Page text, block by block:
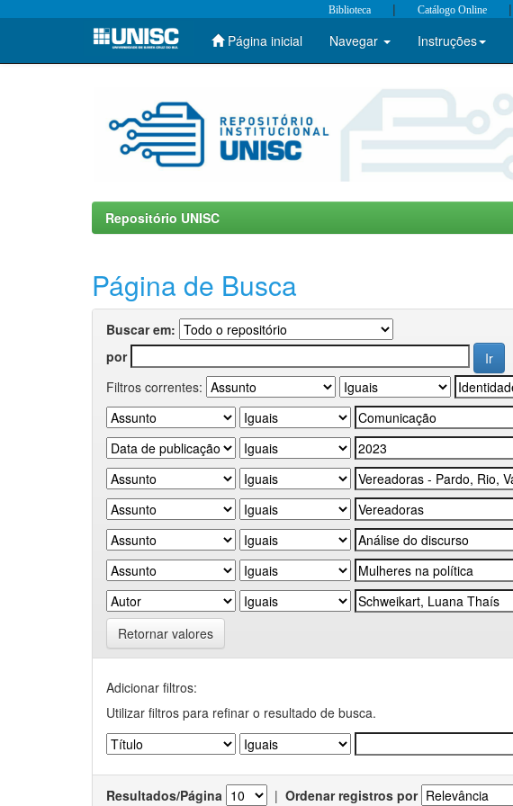
Skip
Biblioteca | Catálogo Online |
Página inicial Navegar Instruções
Repositório UNISC
Página de Busca
Buscar em:
por
Filtros correntes:
Retornar valores
Adicionar filtros:
Utilizar filtros para refinar o resultado de busca.
Resultados/Página | Ordenar registros por